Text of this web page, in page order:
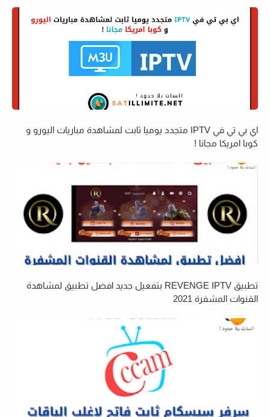
اي بي تي في IPTV متجدد يوميا ثابت لمشاهدة مباريات اليورو و
كوبا امريكا مجانا !
تطبيق REVENGE IPTV بتفعيل جديد افضل تطبيق لمشاهدة
القنوات المشفرة 2021